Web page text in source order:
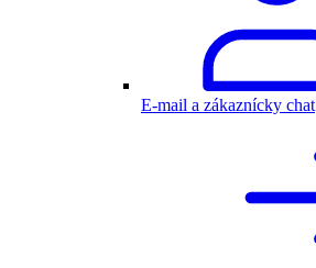
E-mail a zákaznícky chat